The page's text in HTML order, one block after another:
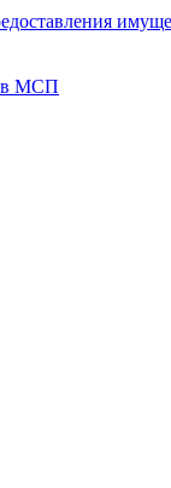
МСП